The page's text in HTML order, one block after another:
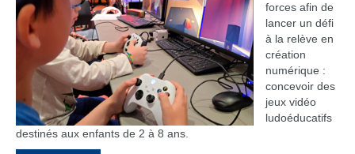
forces afin de
lancer un défi
à la relève en
création
numérique :
concevoir des
jeux vidéo
ludoéducatifs
destinés aux enfants de 2 à 8 ans.